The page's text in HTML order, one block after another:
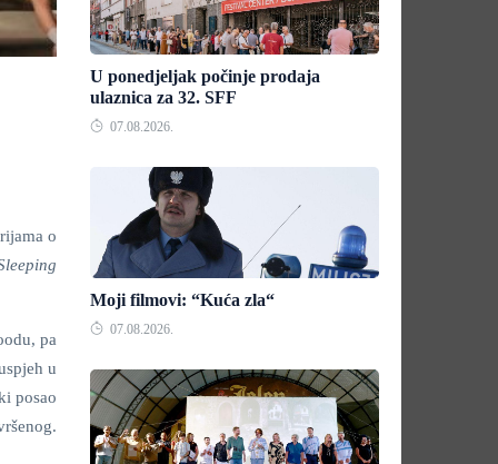
o
pa
u
posao
U ponedjeljak počinje prodaja
ulaznica za 32. SFF
07.08.2026.
Moji filmovi: “Kuća zla“
07.08.2026.